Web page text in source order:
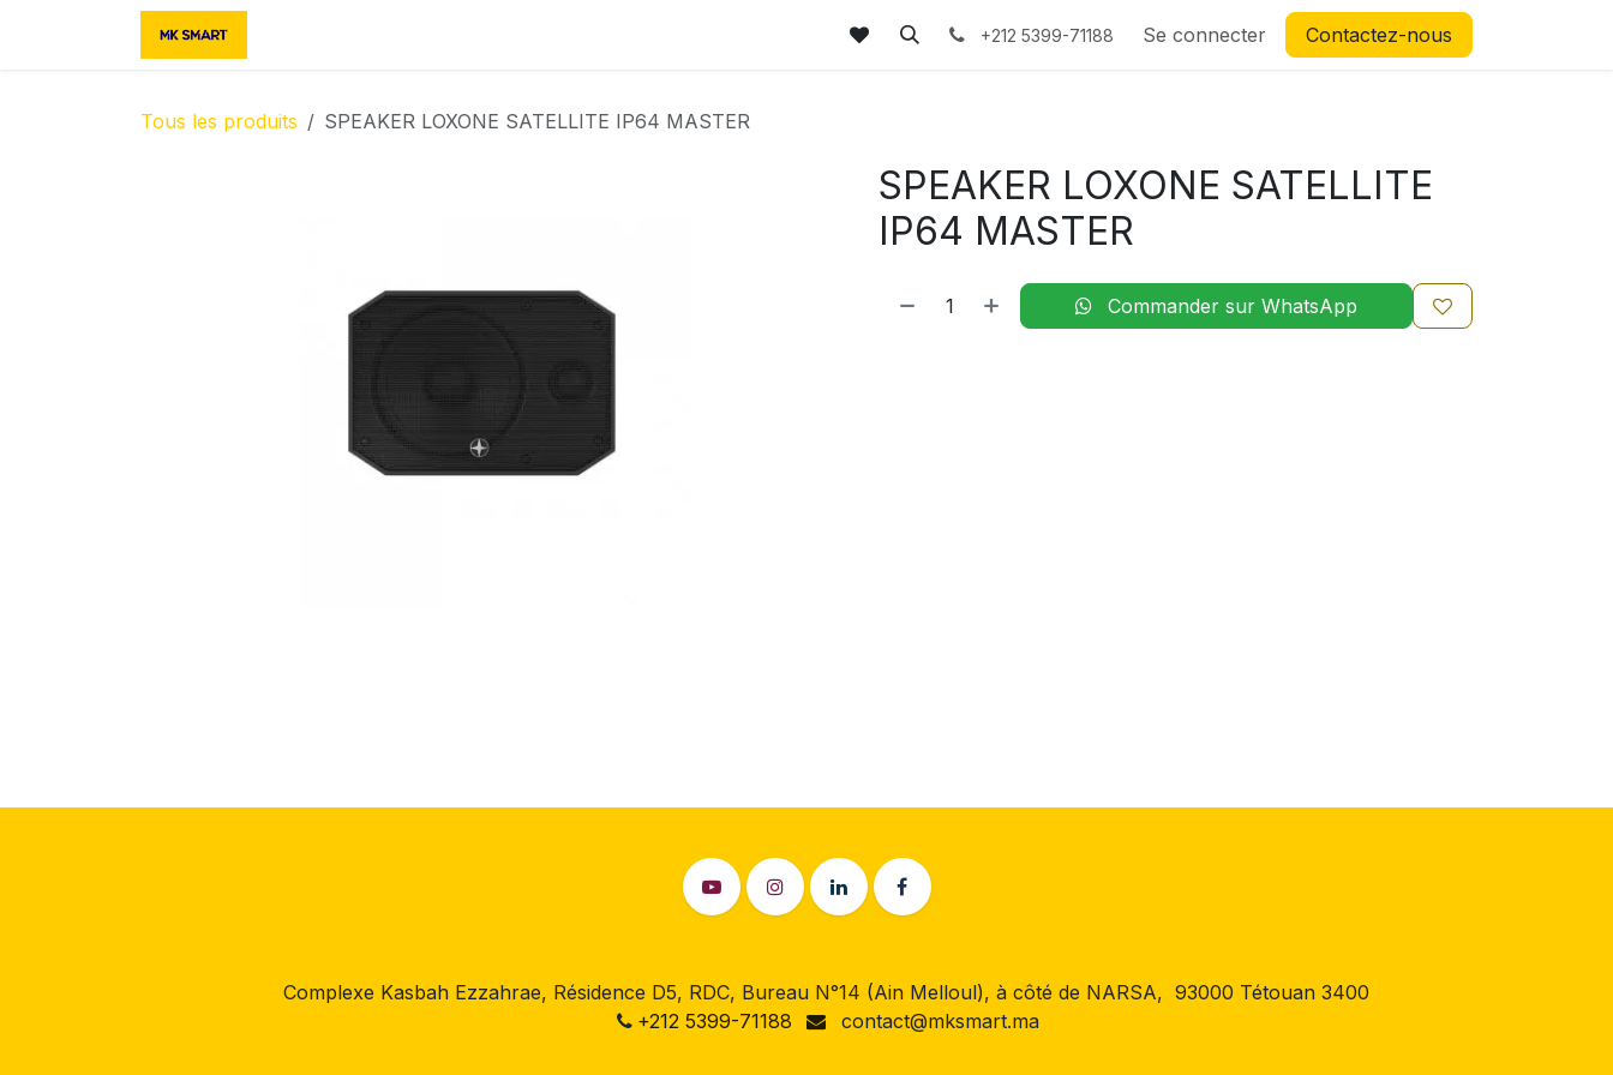
Se rendre au contenu
+212 5399-71188 Se connecter Contactez-nous
Tous les produits SPEAKER LOXONE SATELLITE IP64 MASTER
SPEAKER LOXONE SATELLITE
IP64 MASTER
Commander sur WhatsApp
Complexe Kasbah Ezzahrae, Résidence D5, RDC, Bureau N°14 (Ain Melloul), à côté de NARSA, 93000 Tétouan 3400
+212 5399-71188
contact@mksmart.ma